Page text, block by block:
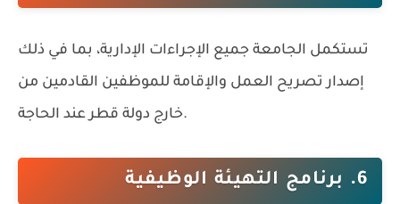
تستكمل الجامعة جميع الإجراءات الإدارية، بما في ذلك
إصدار تصريح العمل والإقامة للموظفين القادمين من
خارج دولة قطر عند الحاجة.
6. برنامج التهيئة الوظيفية